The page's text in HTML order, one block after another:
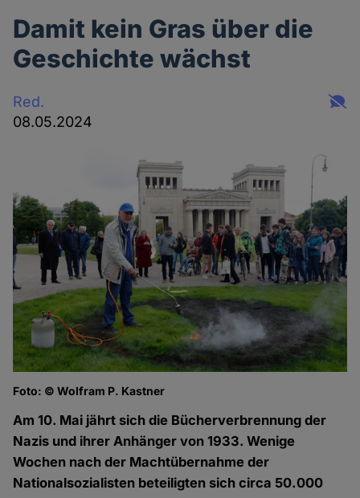
Damit kein Gras über die
Geschichte wächst
Red.
08.05.2024
Foto: © Wolfram P. Kastner
Am 10. Mai jährt sich die Bücherverbrennung der
Nazis und ihrer Anhänger von 1933. Wenige
Wochen nach der Machtübernahme der
Nationalsozialisten beteiligten sich circa 50.000